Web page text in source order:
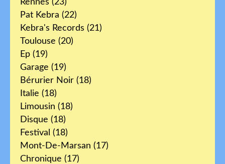
Rennes (23)
Pat Kebra (22)
Kebra's Records (21)
Toulouse (20)
Ep (19)
Garage (19)
Bérurier Noir (18)
Italie (18)
Limousin (18)
Disque (18)
Festival (18)
Mont-De-Marsan (17)
Chronique (17)